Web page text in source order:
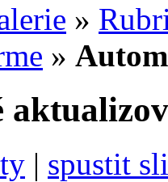
»
»
| spustit